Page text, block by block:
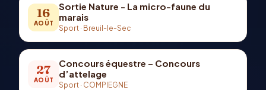
16
AOÛT
Sortie Nature - La micro-faune du
marais
Sport · Breuil-le-Sec
27
AOÛT
Concours équestre – Concours
d’attelage
Sport · COMPIEGNE